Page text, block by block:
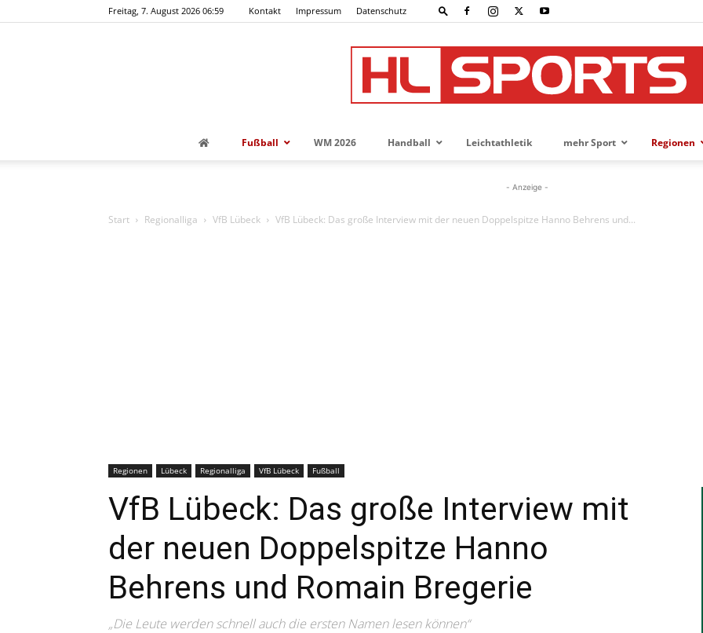
Freitag, 7. August 2026 06:59 Kontakt Impressum Datenschutz
News
Fußball WM 2026 Handball Leichtathletik mehr Sport Regionen
- Anzeige -
Start Regionalliga VfB Lübeck VfB Lübeck: Das große Interview mit der neuen Doppelspitze Hanno Behrens und...
Regionen Lübeck Regionalliga VfB Lübeck Fußball
VfB Lübeck: Das große Interview mit
der neuen Doppelspitze Hanno
Behrens und Romain Bregerie
„Die Leute werden schnell auch die ersten Namen lesen können“